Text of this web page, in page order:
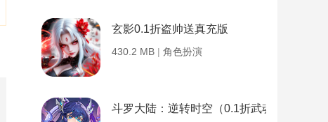
玄影0.1折盗帅送真充版
430.2 MB | 角色扮演
斗罗大陆：逆转时空（0.1折武魂觉醒）